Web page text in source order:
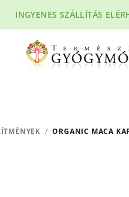
INGYENES SZÁLLÍTÁS
/ ORGANIC MACA